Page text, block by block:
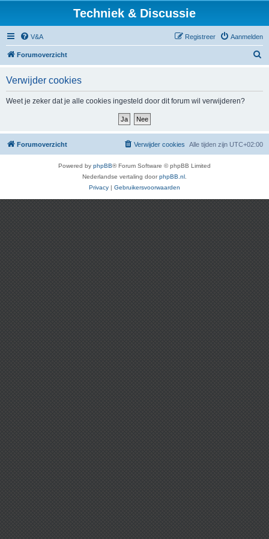
Techniek & Discussie
V&A Aanmelden
Registreer
Forumoverzicht
Verwijder cookies
Weet je zeker dat je alle cookies ingesteld door dit forum wil verwijderen?
Forumoverzicht Alle tijden zijn UTC+02:00
Verwijder cookies
Powered by phpBB® Forum Software © phpBB Limited
Nederlandse vertaling doorphpBB.nl
Privacy | Gebruikersvoorwaarden